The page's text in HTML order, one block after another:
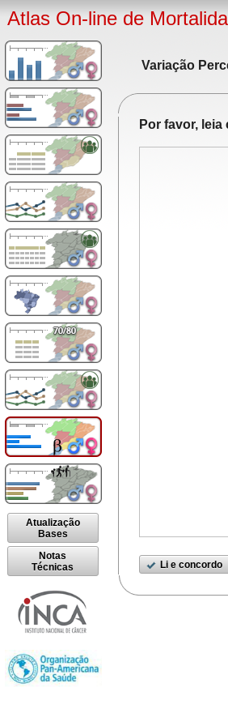
Atlas On-line de
Atualização
Bases
Notas
Técnicas
Variação
Por favor,
Li e concordo